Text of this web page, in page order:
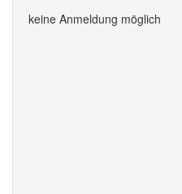
keine Anmeldung möglich